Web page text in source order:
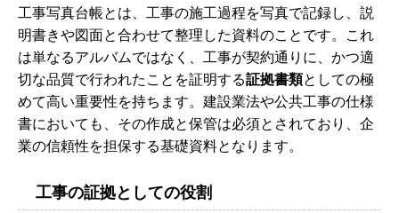
工事写真台帳とは、工事の施工過程を写真で記録し、説
明書きや図面と合わせて整理した資料のことです。これ
は単なるアルバムではなく、工事が契約通りに、かつ適
切な品質で行われたことを証明する証拠書類としての極
めて高い重要性を持ちます。建設業法や公共工事の仕様
書においても、その作成と保管は必須とされており、企
業の信頼性を担保する基礎資料となります。
工事の証拠としての役割